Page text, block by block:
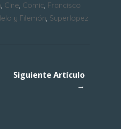
, Cine, Comic, Francisco
y Filemón, Superlopez
Siguiente Artículo
→